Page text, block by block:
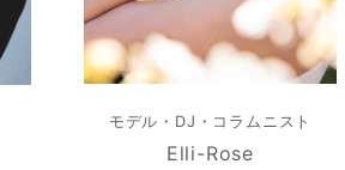
モデル・DJ・コラムニスト
Elli-Rose